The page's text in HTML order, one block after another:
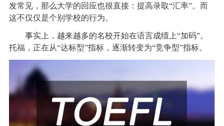
发常见，那么大学的回应也很直接：提高录取“汇率”。而
这不仅仅是个别学校的行为。
事实上，越来越多的名校开始在语言成绩上“加码”。
托福，正在从“达标型”指标，逐渐转变为“竞争型”指标。